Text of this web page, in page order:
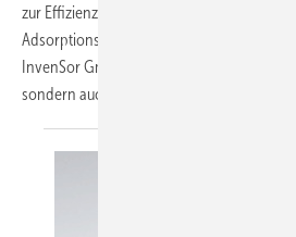
zur Effizienzsteigerung bei Kälte- und
Adsorptionskältemaschinen (AdKM).
InvenSor GmbH treiben diese Entwicklung
sondern auch international